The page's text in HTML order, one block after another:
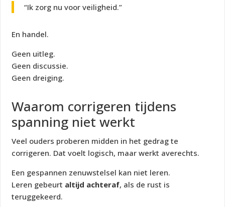
“Ik zorg nu voor veiligheid.”
En handel.
Geen uitleg.
Geen discussie.
Geen dreiging.
Waarom corrigeren tijdens
spanning niet werkt
Veel ouders proberen midden in het gedrag te
corrigeren. Dat voelt logisch, maar werkt averechts.
Een gespannen zenuwstelsel kan niet leren.
Leren gebeurt altijd achteraf, als de rust is
teruggekeerd.